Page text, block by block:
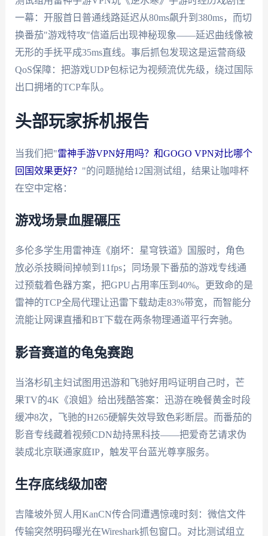
一幕：开服首日普通线路延迟从80ms飙升到380ms，而切
换番茄"游戏特攻"信道后出现神秘现象——延迟曲线像被
无形的手抚平成35ms直线。事后抓包发现这是运营商级
QoS保障：把游戏UDP包标记为视频流优先级，绕过国际
出口拥堵的TCP车队。
头部玩家拆机报告
当我们把"雷神手游VPN好用吗？和GOGO VPN对比哪个
回国效果更好？ "的问题抛给12国测试组，结果让咖啡杯
在空中定格：
游戏场景血腥碾压
多伦多学生用雷神连《崩坏：星穹铁道》国服时，角色
放必杀技瞬间掉帧到11fps；同场景下番茄的游戏专线通
过预载着色器方案，把GPU占用率压到40%。更致命的是
雷神的TCP全局代理让迅雷下载劫走83%带宽，而智能分
流能让网课直播和BT下载在两条物理通道平行奔驰。
影音赛道的龟兔赛跑
当洛杉矶主妇试图用迅游和飞驰好用吗证明自己时，芒
果TV的4K《浪姐》给出残酷答案：迅游在晚餐黄金时段
缓冲8次，飞驰的H265硬解失效导致色彩断层。而番茄的
影音专线藏着视频CDN劫持黑科技——把爱奇艺请求伪
装成北京联通家庭IP，触发平台蓝光尊享服务。
生存底线级加密
吉隆坡外贸人用KanCN传合同遭遇惊魂时刻：微信文件
传输突然明码曝光在Wireshark抓包窗口。对比测试组立